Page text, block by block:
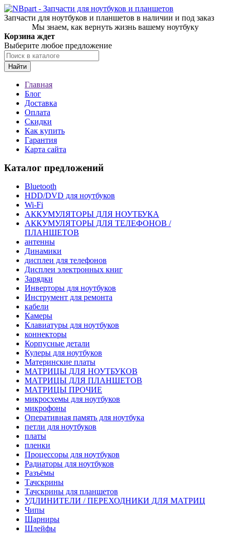
Запчасти для ноутбуков и планшетов в наличии и под заказ
Мы знаем, как вернуть жизнь вашему ноутбуку
Корзина ждет
Выберите любое предложение
Найти
Главная
Блог
Доставка
Оплата
Скидки
Как купить
Гарантия
Карта сайта
Каталог предложений
Bluetooth
HDD/DVD для ноутбуков
Wi-Fi
АККУМУЛЯТОРЫ ДЛЯ НОУТБУКА
АККУМУЛЯТОРЫ ДЛЯ ТЕЛЕФОНОВ /
ПЛАНШЕТОВ
антенны
Динамики
дисплеи для телефонов
Дисплеи электронных книг
Зарядки
Инверторы для ноутбуков
Инструмент для ремонта
кабели
Камеры
Клавиатуры для ноутбуков
коннекторы
Корпусные детали
Кулеры для ноутбуков
Материнские платы
МАТРИЦЫ ДЛЯ НОУТБУКОВ
МАТРИЦЫ ДЛЯ ПЛАНШЕТОВ
МАТРИЦЫ ПРОЧИЕ
микросхемы для ноутбуков
микрофоны
Оперативная память для ноутбука
петли для ноутбуков
платы
пленки
Процессоры для ноутбуков
Радиаторы для ноутбуков
Разъёмы
Тачскрины
Тачскрины для планшетов
УДЛИНИТЕЛИ / ПЕРЕХОДНИКИ ДЛЯ МАТРИЦ
Чипы
Шарниры
Шлейфы